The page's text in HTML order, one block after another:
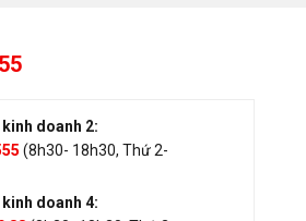
kinh doanh 2:
(8h30- 18h30, Thứ 2-
kinh doanh 4: